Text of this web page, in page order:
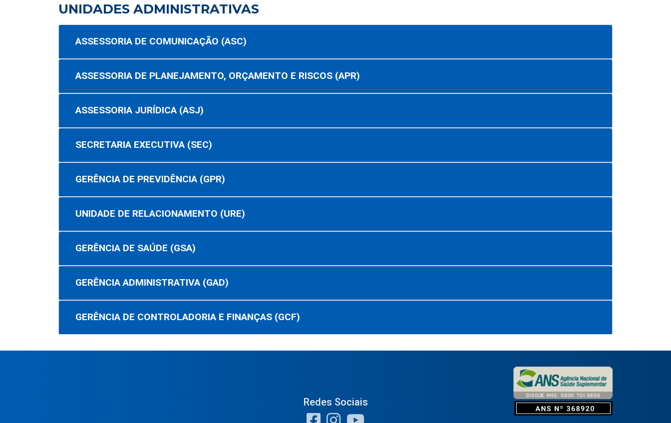
UNIDADES ADMINISTRATIVAS
ASSESSORIA DE COMUNICAÇÃO (ASC)
ASSESSORIA DE PLANEJAMENTO, ORÇAMENTO E RISCOS (APR)
ASSESSORIA JURÍDICA (ASJ)
SECRETARIA EXECUTIVA (SEC)
GERÊNCIA DE PREVIDÊNCIA (GPR)
UNIDADE DE RELACIONAMENTO (URE)
GERÊNCIA DE SAÚDE (GSA)
GERÊNCIA ADMINISTRATIVA (GAD)
GERÊNCIA DE CONTROLADORIA E FINANÇAS (GCF)
Redes Sociais